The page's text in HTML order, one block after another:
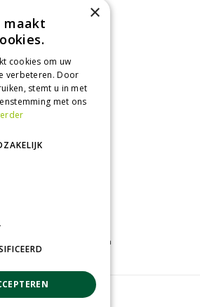
09:00 - 18:00
Dinsdag
09:00 - 18:00
Vrijdag
09:00 - 18:00
Zaterdag
09:00 - 17:00
alle openingstijden
Tuinplanten
© Groenrijk Assen
×
maakt
cookies om uw
verbeteren. Door
stemt u in met
met ons